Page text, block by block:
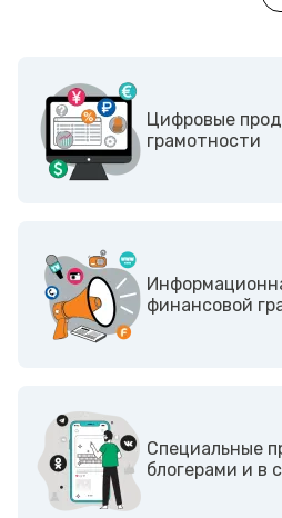
Цифровые
грамотности
финансовой
Cпециальные
блогерами и в